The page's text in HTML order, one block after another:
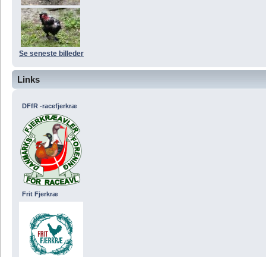
Se seneste billeder
Links
DFfR -racefjerkræ
Frit Fjerkræ